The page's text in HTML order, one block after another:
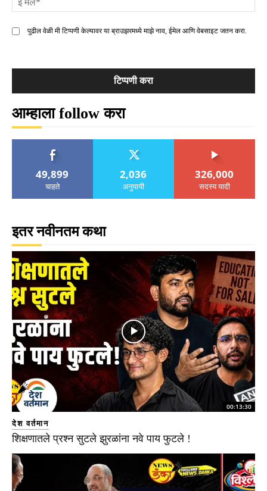
पुढील वेळी मी टिप्पणी केल्यावर या ब्राउझरमध्ये माझे नाव, ईमेल आणि वेबसाइट जतन करा.
आम्हाला follow करा
49,899
चाहते
2,036
अनुयायी
326,000
सदस्य यादी
इतर नवीनतम कथा
00:13:30
देश वर्तमान
शिक्षणातले प्रश्न सुटले झुरळांना नवे पाय फुटले !